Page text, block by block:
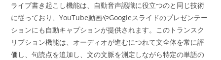
ライブ書き起こし機能は、自動音声認識に役立つのと同じ技術
に従っており、YouTube動画やGoogleスライドのプレゼンテー
ションにも自動キャプションが提供されます。このトランスク
リプション機能は、オーディオが進むにつれて文全体を常に評
価し、句読点を追加し、文の文脈を測定しながら特定の単語の